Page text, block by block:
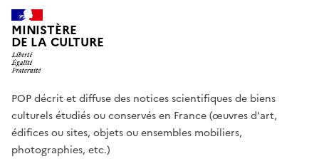
MINISTÈRE
DE LA CULTURE
POP décrit et diffuse des notices scientifiques de biens
culturels étudiés ou conservés en France (œuvres d'art,
édifices ou sites, objets ou ensembles mobiliers,
photographies, etc.)